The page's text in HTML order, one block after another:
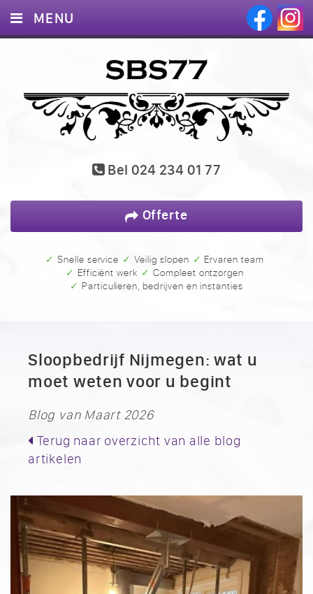
Bel024 234 01 77
Offerte
✓ Snelle service ✓ Veilig slopen
✓ Ervaren team
✓ Efficiënt werk
✓ Compleet ontzorgen
✓ Particulieren, bedrijven en instanties
MENU
PROJECTEN
Sloopbedrijf Nijmegen: wat u
moet weten voor u begint
Blog van Maart 2026
Terug naar overzicht van alle blog
artikelen